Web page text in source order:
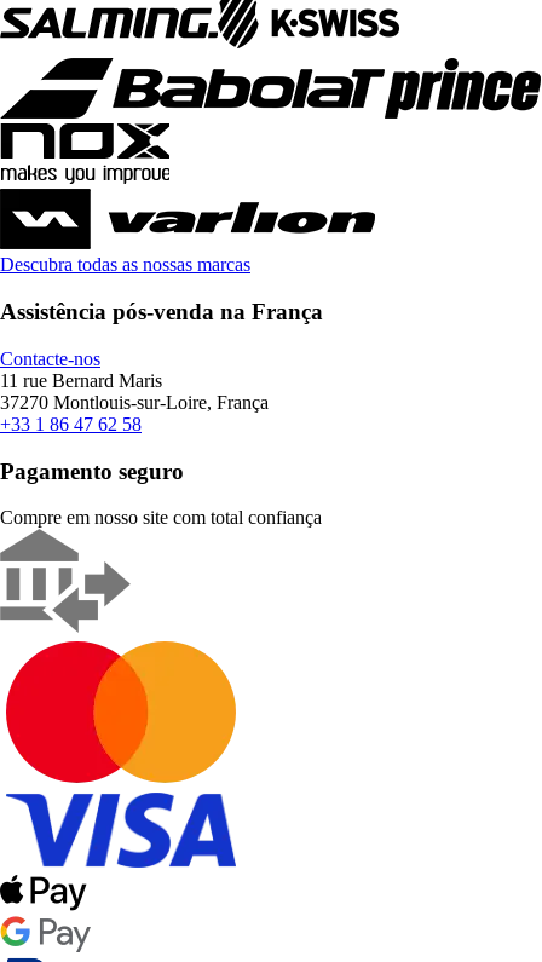
Descubra todas as nossas marcas
Assistência pós-venda na França
Contacte-nos
11 rue Bernard Maris
37270 Montlouis-sur-Loire, França
+33 1 86 47 62 58
Pagamento seguro
Compre em nosso site com total confiança